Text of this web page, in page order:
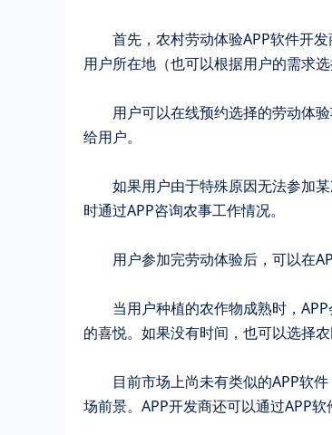
用户所在地（也可以根据用户的需求
给用户。
时通过APP咨询农事工作情况。
用户参加完劳动体验后，可以在
的喜悦。如果没有时间，也可以选择
场前景。APP开发商还可以通过APP